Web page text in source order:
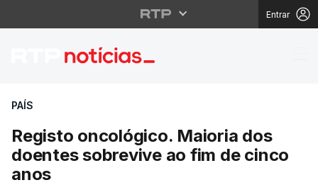
Entrar
Registo oncológico.
PAÍS
Registo oncológico. Maioria dos
doentes sobrevive ao fim de cinco
anos